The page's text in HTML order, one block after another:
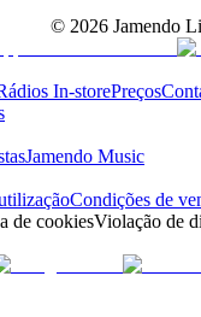
© 2026 Jamendo
In-storePreços
Jamendo Music
Condições de
de cookiesViolação de